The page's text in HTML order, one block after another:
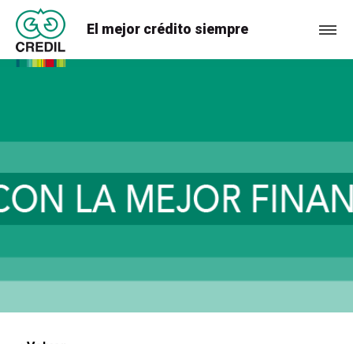
El mejor crédito siempre